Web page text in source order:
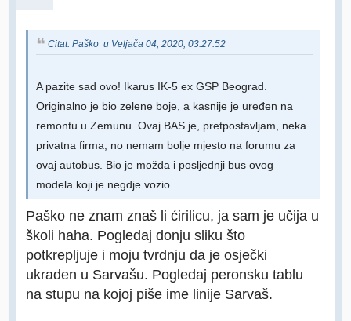
Citat: Paško u Veljača 04, 2020, 03:27:52
A pazite sad ovo! Ikarus IK-5 ex GSP Beograd.
Originalno je bio zelene boje, a kasnije je uređen na
remontu u Zemunu. Ovaj BAS je, pretpostavljam, neka
privatna firma, no nemam bolje mjesto na forumu za
ovaj autobus. Bio je možda i posljednji bus ovog
modela koji je negdje vozio.
Paško ne znam znaš li ćirilicu, ja sam je učija u
školi haha. Pogledaj donju sliku što
potkrepljuje i moju tvrdnju da je osječki
ukraden u Sarvašu. Pogledaj peronsku tablu
na stupu na kojoj piše ime linije Sarvaš.